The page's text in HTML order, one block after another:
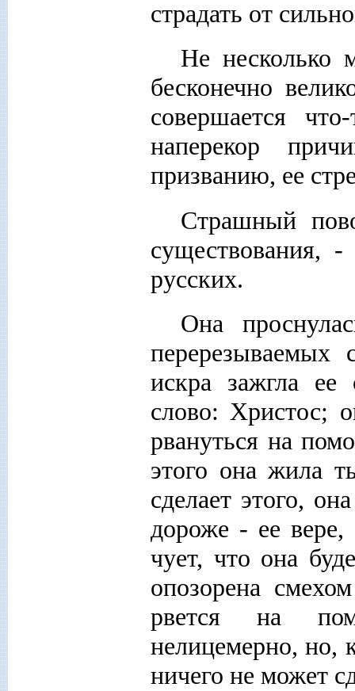
страдать от
Не несколько
бесконечно
совершается
наперекор
призванию, ее
Страшный
существования,
русских.
Она
перерезываемых
искра зажгла
слово: Христос;
рвануться на
этого она жила
сделает этого,
дороже - ее вере,
чует, что она
опозорена
рвется на
нелицемерно, но,
ничего не может